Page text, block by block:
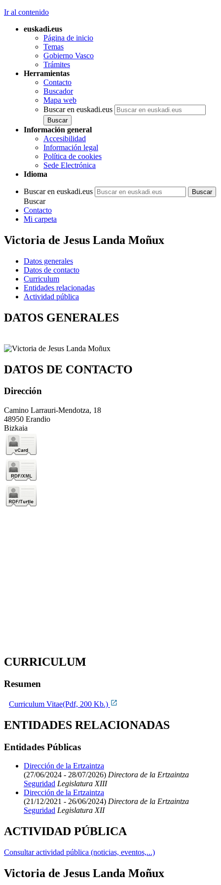
Ir al contenido
euskadi.eus
Página de inicio
Temas
Gobierno Vasco
Trámites
Herramientas
Contacto
Buscador
Mapa web
Buscar en euskadi.eus
Información general
Accesibilidad
Información legal
Política de cookies
Sede Electrónica
Idioma
Buscar en euskadi.eus
Buscar
Contacto
Mi carpeta
Victoria de Jesus Landa Moñux
Datos generales
Datos de contacto
Curriculum
Entidades relacionadas
Actividad pública
DATOS GENERALES
DATOS DE CONTACTO
Dirección
Camino Larrauri-Mendotza, 18
48950 Erandio
Bizkaia
CURRICULUM
Resumen
Curriculum Vitae(Pdf, 200 Kb.)
ENTIDADES RELACIONADAS
Entidades Públicas
Dirección de la Ertzaintza
(27/06/2024 - 28/07/2026) Directora de la Ertzaintza
Seguridad Legislatura XIII
Dirección de la Ertzaintza
(21/12/2021 - 26/06/2024) Directora de la Ertzaintza
Seguridad Legislatura XII
ACTIVIDAD PÚBLICA
Consultar actividad pública (noticias, eventos,...)
Victoria de Jesus Landa Moñux